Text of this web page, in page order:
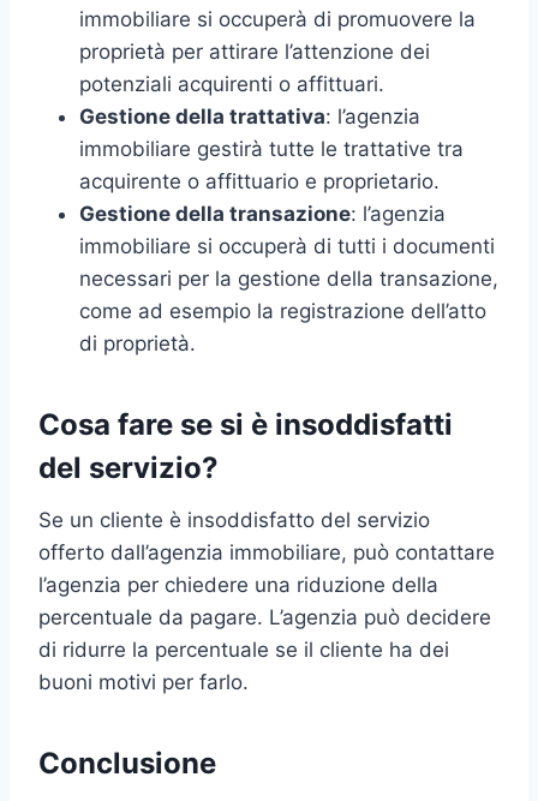
immobiliare si occuperà di promuovere la
proprietà per attirare l’attenzione dei
potenziali acquirenti o affittuari.
Gestione della trattativa: l’agenzia
immobiliare gestirà tutte le trattative tra
acquirente o affittuario e proprietario.
Gestione della transazione: l’agenzia
immobiliare si occuperà di tutti i documenti
necessari per la gestione della transazione,
come ad esempio la registrazione dell’atto
di proprietà.
Cosa fare se si è insoddisfatti
del servizio?
Se un cliente è insoddisfatto del servizio
offerto dall’agenzia immobiliare, può contattare
l’agenzia per chiedere una riduzione della
percentuale da pagare. L’agenzia può decidere
di ridurre la percentuale se il cliente ha dei
buoni motivi per farlo.
Conclusione